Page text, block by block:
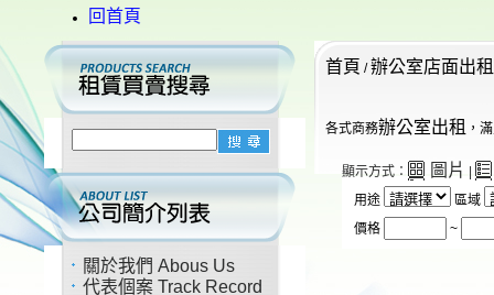
回首頁
關於我們 Abous Us
代表個案 Track Record
首頁 /辦公室店面出租
各式商務辦公室出租 ，
顯示方式： 圖片
用途
區域
價格
~